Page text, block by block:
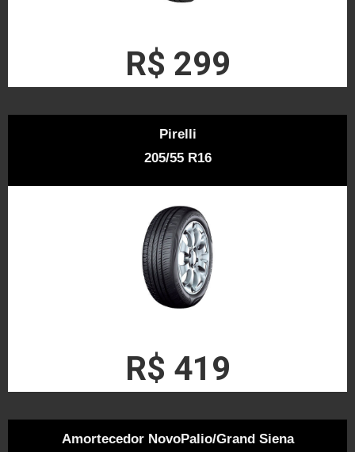
R$ 299
Pirelli
205/55 R16
R$ 419
Amortecedor NovoPalio/Grand Siena